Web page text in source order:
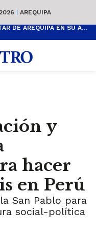
| AREQUIPA
ACTIVIDADES GRATUITAS PARA DISFRUTAR DE AREQUIPA EN SU ANIVERSARIO
y
hacer
en Perú
San Pablo para
social-política